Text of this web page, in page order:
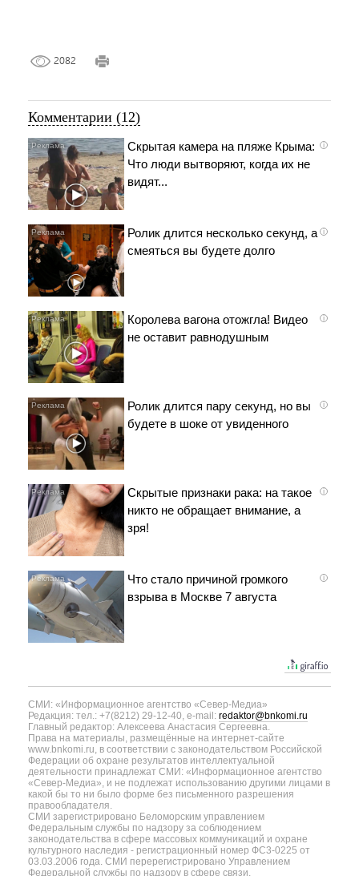
2082
Комментарии (12)
i
Скрытая камера на пляже Крыма:
Что люди вытворяют, когда их не
видят...
i
Ролик длится несколько секунд, а
смеяться вы будете долго
i
Королева вагона отожгла! Видео
не оставит равнодушным
i
Ролик длится пару секунд, но вы
будете в шоке от увиденного
i
Скрытые признаки рака: на такое
никто не обращает внимание, а
зря!
i
Что стало причиной громкого
взрыва в Москве 7 августа
СМИ: «Информационное агентство «Север-Медиа»
Редакция: тел.: +7(8212) 29-12-40, e-mail: redaktor@bnkomi.ru
Главный редактор: Алексеева Анастасия Сергеевна.
Права на материалы, размещённые на интернет-сайте
www.bnkomi.ru, в соответствии с законодательством Российской
Федерации об охране результатов интеллектуальной
деятельности принадлежат СМИ: «Информационное агентство
«Север-Медиа», и не подлежат использованию другими лицами в
какой бы то ни было форме без письменного разрешения
правообладателя.
СМИ зарегистрировано Беломорским управлением
Федеральным службы по надзору за соблюдением
законодательства в сфере массовых коммуникаций и охране
культурного наследия - регистрационный номер ФС3-0225 от
03.03.2006 года. СМИ перерегистрировано Управлением
Федеральной службы по надзору в сфере связи,